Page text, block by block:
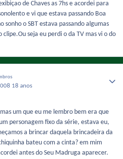
de Chaves as 7hs e acordei para
e vi que estava passando Boa
sonho o SBT estava passando algumas
seja eu perdi o da TV mas vi o do
18 anos
um que eu me lembro bem era que
personagem fixo da série, estava eu,
a brincar daquela brincadeira da
bateu com a cinta? em mim
antes do Seu Madruga aparecer.